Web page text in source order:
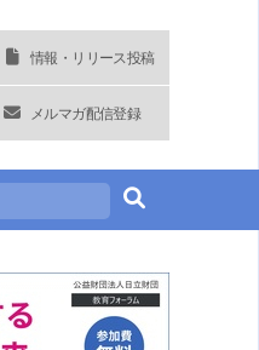
情報・リリース投稿
メルマガ配信登録